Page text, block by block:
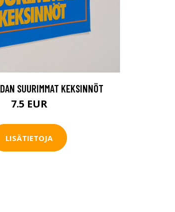
SUURIMMAT KEKSINNÖT
7.5 EUR
LISÄTIETOJA